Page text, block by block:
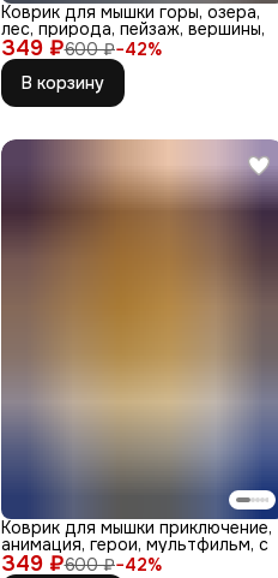
349 ₽600 ₽−42%
Коврик для мышки горы, озера,
лес, природа, пейзаж, вершины,
В корзину
349 ₽600 ₽−42%
Коврик для мышки приключение,
анимация, герои, мультфильм, с